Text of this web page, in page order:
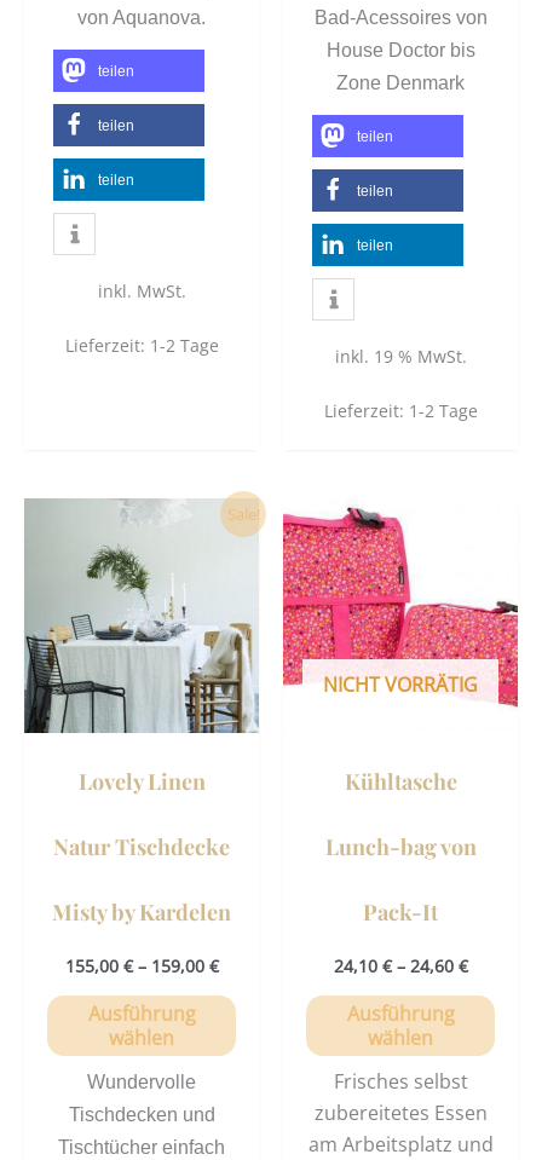
von Aquanova.
teilen
teilen
teilen
inkl. MwSt.
Lieferzeit: 1-2 Tage
Bad-Acessoires von
House Doctor bis
Zone Denmark
teilen
teilen
teilen
inkl. 19 % MwSt.
Lieferzeit: 1-2 Tage
Sale!
Lovely Linen
Natur Tischdecke
Misty by Kardelen
155,00 €– 159,00 €
Ausführung
wählen
Dieses
Produkt
mehrere
Varianten
auf.
Die
Optionen
Produktseite
Wundervolle
Tischdecken und
Tischtücher einfach
NICHT VORRÄTIG
Kühltasche
Lunch-bag von
Pack-It
24,10 €– 24,60 €
Ausführung
wählen
auf.
Die
Frisches selbst
zubereitetes Essen
am Arbeitsplatz und